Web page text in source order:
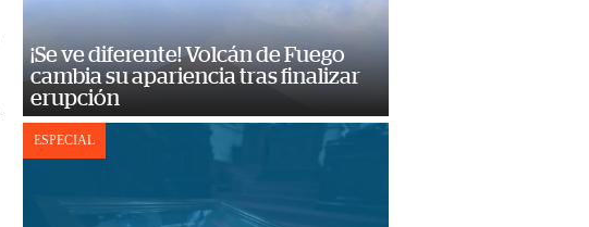
¡Se ve diferente! Volcán de Fuego
cambia su apariencia tras finalizar
erupción
ESPECIAL